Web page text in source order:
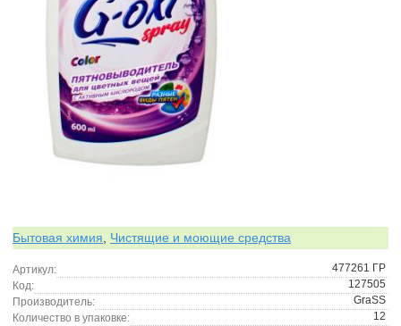
Бытовая химия Чистящие и моющие средства
Артикул:
477261 ГР
Код:
127505
Производитель:
GraSS
Количество в упаковке:
12